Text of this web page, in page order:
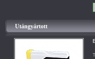
Utángyártott